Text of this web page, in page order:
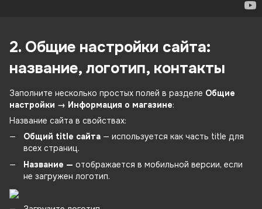
2. Общие настройки сайта:
название, логотип, контакты
Заполните несколько простых полей в разделе Общие
настройки → Информация о магазине:
Название сайта в свойствах:
Общий title сайта — используется как часть title для
всех страниц.
Название — отображается в мобильной версии, если
не загружен логотип.